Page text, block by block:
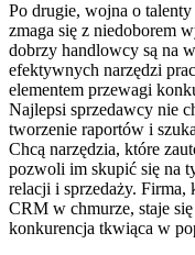
Po drugie, wojna o
zmaga się z niedoborem
dobrzy handlowcy są na
efektywnych narzędzi
elementem przewagi
Najlepsi sprzedawcy nie
tworzenie raportów i
Chcą narzędzia, które
pozwoli im skupić się na
relacji i sprzedaży.
CRM w chmurze, staje
konkurencja tkwiąca w